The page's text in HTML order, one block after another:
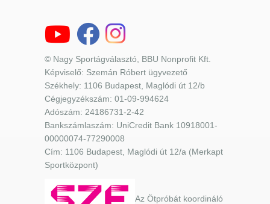
© Nagy Sportágválasztó, BBU Nonprofit Kft.
Képviselő: Szemán Róbert ügyvezető
Székhely: 1106 Budapest, Maglódi út 12/b
Cégjegyzékszám: 01-09-994624
Adószám: 24186731-2-42
Bankszámlaszám: UniCredit Bank 10918001-
00000074-77290008
Cím: 1106 Budapest, Maglódi út 12/a (Merkapt
Sportközpont)
Az Ötpróbát koordináló